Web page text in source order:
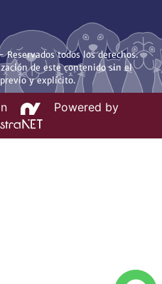
todos los derechos.
de este contenido sin el
y explícito.
Powered by